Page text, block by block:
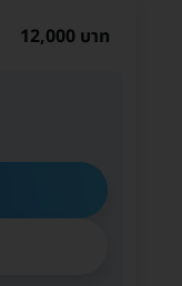
12,000 บาท